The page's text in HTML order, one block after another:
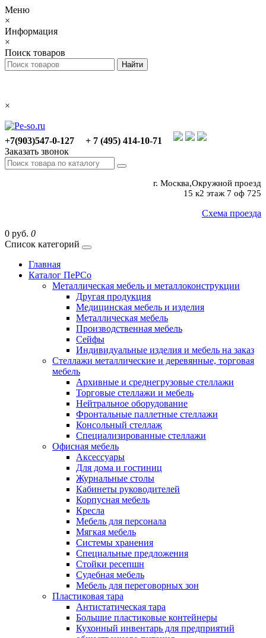
Меню
×
Информация
×
Поиск товаров
×
+7(903)547-0-127
+ 7 (495) 414-10-71
Заказать звонок
г. Москва,Окружной проезд
15 к2 этаж 7 оф 725
Схема проезда
0 руб. 0
Список категорий
Главная
Каталог ПеРСо
Металлическая мебель и металлоконструкции
Другая продукция
Медицинская мебель и изделия
Металлическая мебель
Производственная мебель
Сейфы
Индивидуальные изделия и мебель на заказ
Стеллажи металлические и деревянные, торговая
мебель
Архивные и среднегрузовые стеллажи
Торговые стеллажи и мебель
Нейтральное оборудование
Фронтальные паллетные стеллажи
Консольный стеллаж
Специализированные стеллажи
Офисная мебель
Аксессуары
Для дома и гостиниц
Журнальные столы
Кабинеты руководителей
Корпусная мебель
Кресла
Мебель для персонала
Мягкая мебель
Системы хранения
Специальные предложения
Стойки ресепшн
Судебная мебель
Мебель для переговорных зон
Пластиковая тара
Антистатическая тара
Большие пластиковые контейнеры
Кухонный инвентарь для предприятий